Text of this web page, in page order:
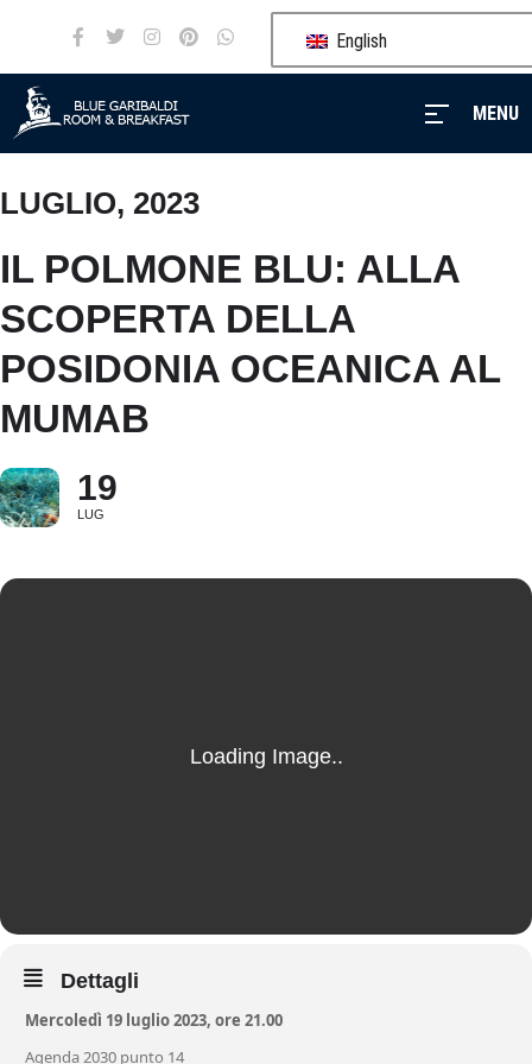
English
MENU
Blue
Garibaldi
Our
services
Rooms
Events
Contacts
LUGLIO, 2023
IL POLMONE BLU: ALLA
SCOPERTA DELLA
POSIDONIA OCEANICA AL
MUMAB
19
LUG
Dettagli
Mercoledì 19 luglio 2023, ore 21.00
Agenda 2030 punto 14